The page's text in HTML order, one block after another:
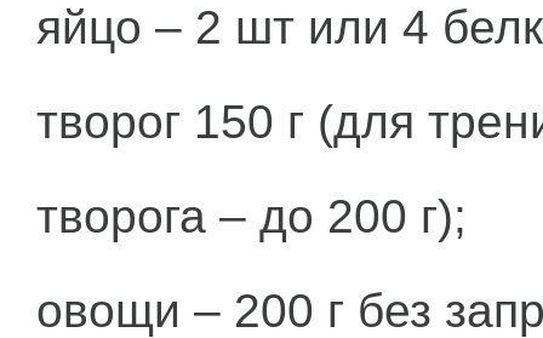
яйцо – 2 шт или 4
творог 150 г (для
творога – до 200 г);
овощи – 200 г без